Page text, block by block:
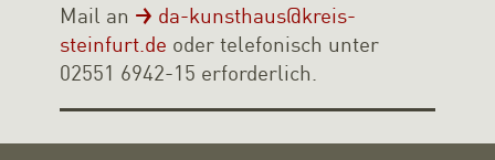
Mail an
da-kunsthaus@kreis-
steinfurt.de oder telefonisch unter
02551 6942-15 erforderlich.